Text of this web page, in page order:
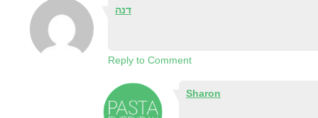
דנה
Reply to Comment
Sharon